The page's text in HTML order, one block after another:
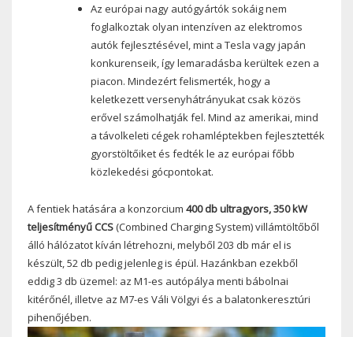
Az európai nagy autógyártók sokáig nem
foglalkoztak olyan intenzíven az elektromos
autók fejlesztésével, mint a Tesla vagy japán
konkurenseik, így lemaradásba kerültek ezen a
piacon. Mindezért felismerték, hogy a
keletkezett versenyhátrányukat csak közös
erővel számolhatják fel. Mind az amerikai, mind
a távolkeleti cégek rohamléptekben fejlesztették
gyorstöltőiket és fedték le az európai főbb
közlekedési gócpontokat.
A fentiek hatására a konzorcium 400 db ultragyors, 350 kW
teljesítményű CCS(Combined Charging System) villámtöltőből
álló hálózatot kíván létrehozni, melyből 203 db már el is
készült, 52 db pedig jelenleg is épül. Hazánkban ezekből
eddig 3 db üzemel: az M1-es autópálya menti bábolnai
kitérőnél, illetve az M7-es Váli Völgyi és a balatonkeresztúri
pihenőjében.